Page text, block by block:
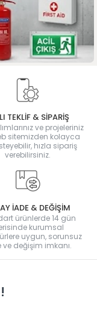
TEKLİF & SİPARİŞ
ve projeleriniz
sitemizden kolayca
hızla sipariş
verebilirsiniz.
İADE & DEĞİŞİM
ürünlerde 14 gün
kurumsal
uygun, sorunsuz
ve değişim imkanı.